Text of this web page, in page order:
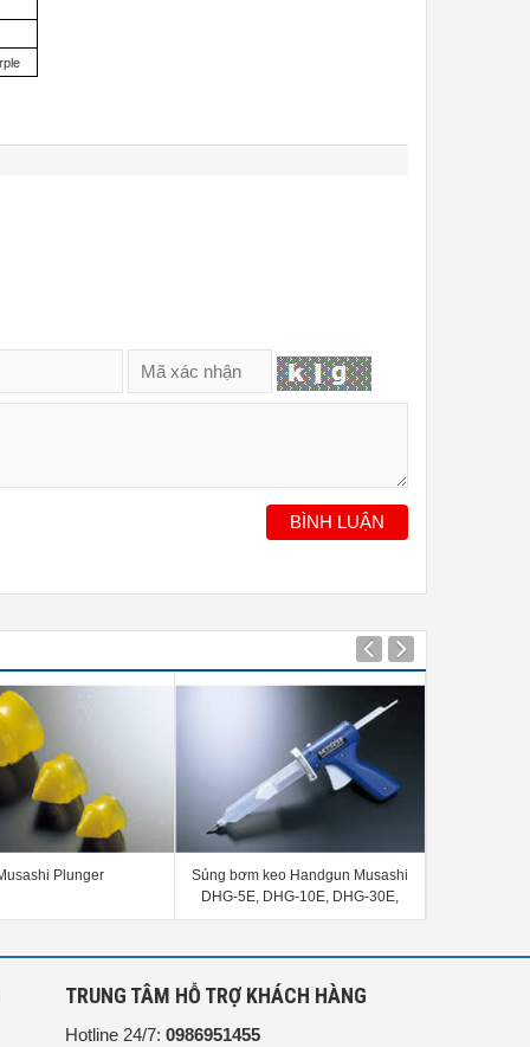
BÌNH LUẬN
Plunger
Súng bơm keo Handgun Musashi
DHG-5E, DHG-10E, DHG-30E,
DHG-50E
TRUNG TÂM HỖ TRỢ KHÁCH HÀNG
Hotline 24/7: 0986951455